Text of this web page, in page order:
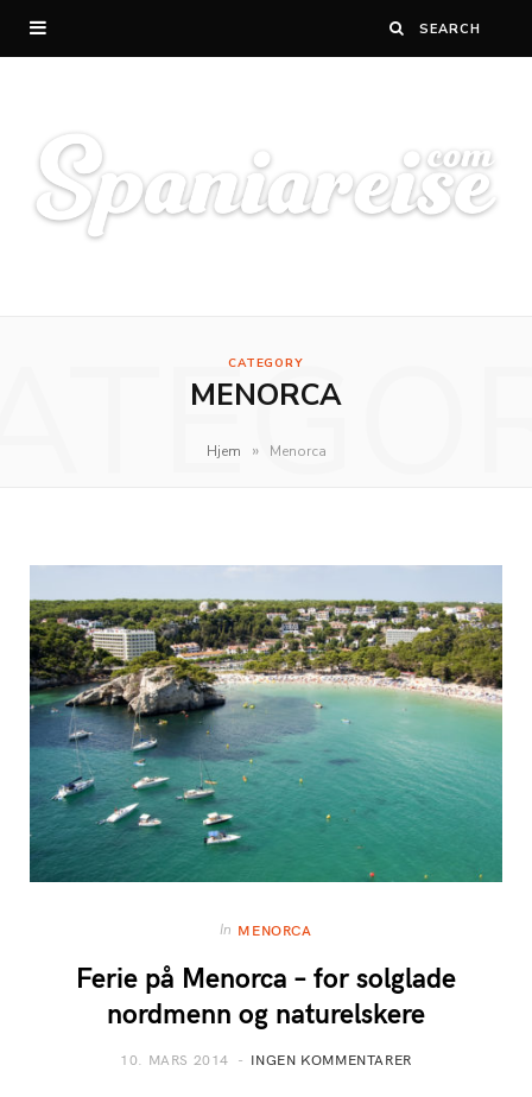
CATEGORY
MENORCA
Hjem » Menorca
In MENORCA
Ferie på Menorca – for solglade
nordmenn og naturelskere
10. MARS 2014 INGEN KOMMENTARER